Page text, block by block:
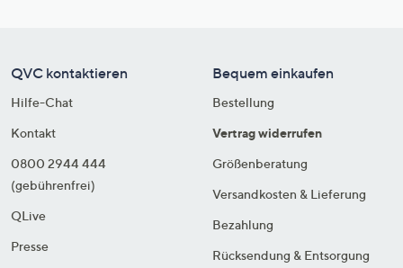
QVC kontaktieren
Hilfe-Chat
Kontakt
0800 2944 444
(gebührenfrei)
QLive
Presse
Bequem einkaufen
Bestellung
Vertrag widerrufen
Größenberatung
Versandkosten & Lieferung
Bezahlung
Rücksendung & Entsorgung